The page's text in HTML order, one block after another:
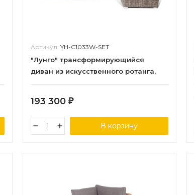
Артикул: YH-C1033W-SET
"Лунго" трансформирующийся
диван из искусственного ротанга,
193 300 ₽
В корзину